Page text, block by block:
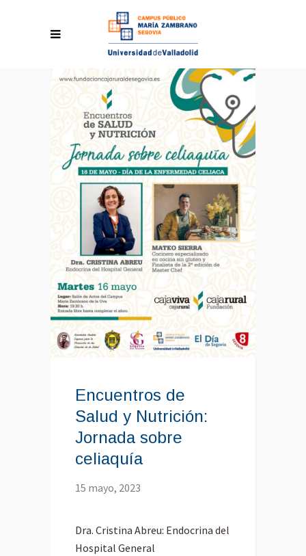
Encuentros de
Salud y Nutrición:
Jornada sobre
celiaquía
15 mayo, 2023
Dra. Cristina Abreu: Endocrina del
Hospital General